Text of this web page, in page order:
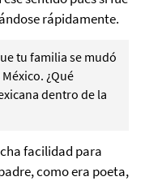
rápidamente.
tu familia se mudó
¿Qué
dentro de la
facilidad para
como era poeta,